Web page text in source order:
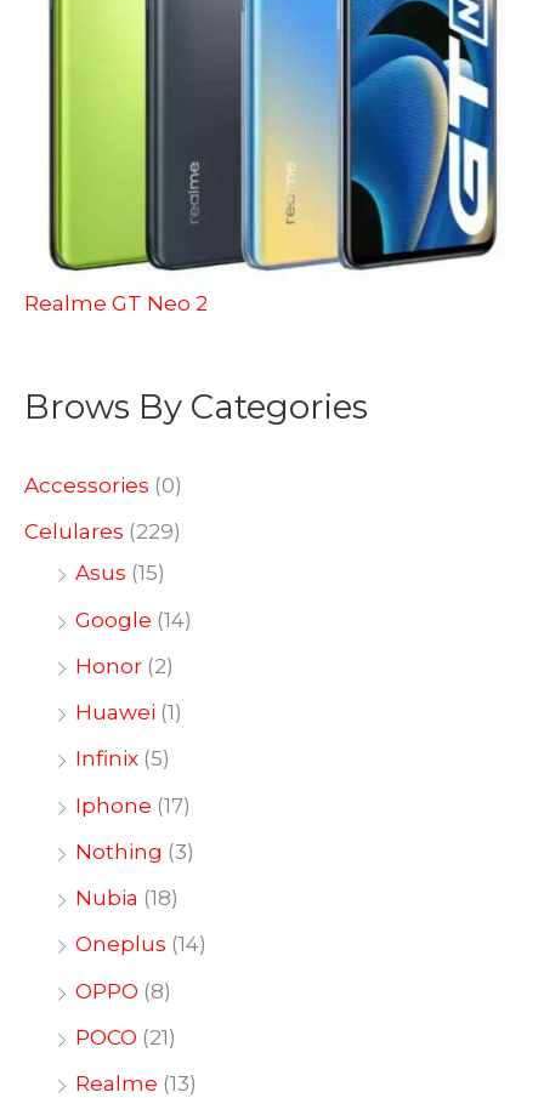
Realme GT Neo 2
Brows By Categories
Accessories (0)
Celulares (229)
Asus (15)
Google (14)
Honor (2)
Huawei (1)
Infinix (5)
Iphone (17)
Nothing (3)
Nubia (18)
Oneplus (14)
OPPO (8)
POCO (21)
Realme (13)